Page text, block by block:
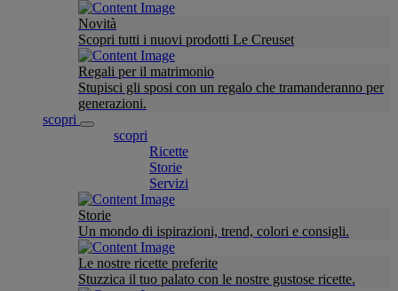
Novità
Scopri tutti i nuovi prodotti Le Creuset
Regali per il matrimonio
Stupisci gli sposi con un regalo che tramanderanno per
generazioni.
scopri
scopri
Ricette
Storie
Servizi
Storie
Un mondo di ispirazioni, trend, colori e consigli.
Le nostre ricette preferite
Stuzzica il tuo palato con le nostre gustose ricette.